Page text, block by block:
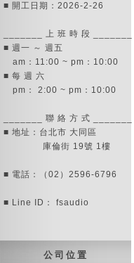
■ 開工日期：2026-2-26
_______ 上 班 時 段 _______
■ 週一 ～ 週五
am：11:00 ~ pm：10:00
■ 每 週 六
pm： 2:00 ~ pm：10:00
_______ 聯 絡 方 式 _______
■ 地址：台北市 大同區
庫倫街 19號 1樓
■ 電話：（02）2596-6796
■ Line ID： fsaudio
公 司 位 置